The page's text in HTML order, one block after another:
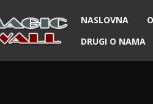
NASLOVNA
DRUGI O NAMA